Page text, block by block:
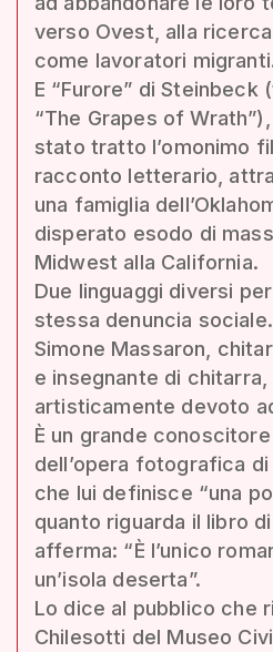
verso Ovest, alla
come lavoratori
E “Furore” di Steinbeck
“The Grapes of
stato tratto l’omonimo
racconto letterario,
una famiglia
disperato esodo di
Midwest alla California.
Due linguaggi diversi
stessa denuncia sociale.
Simone Massaron,
e insegnante di chitarra,
artisticamente devoto
È un grande
dell’opera fotografica
che lui definisce “una
quanto riguarda il libro
afferma: “È l’unico
un’isola deserta”.
Lo dice al pubblico che
Chilesotti del Museo